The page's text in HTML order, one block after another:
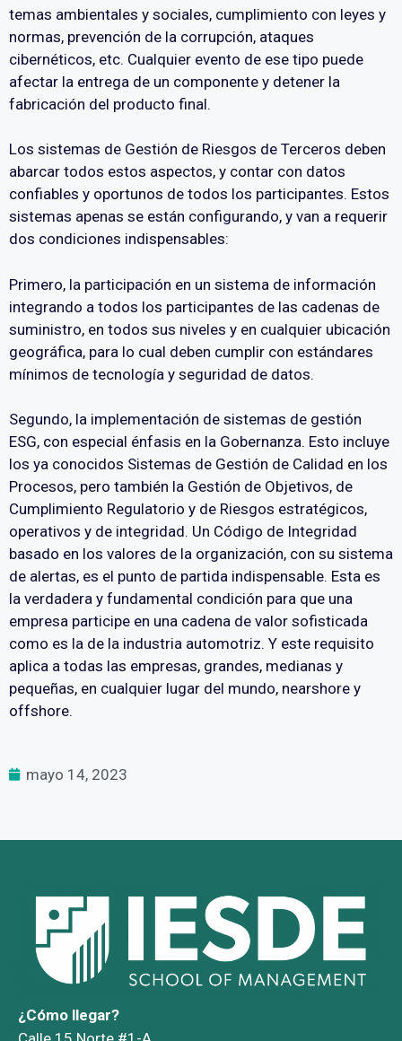
temas ambientales y sociales, cumplimiento con leyes y
normas, prevención de la corrupción, ataques
cibernéticos, etc. Cualquier evento de ese tipo puede
afectar la entrega de un componente y detener la
fabricación del producto final.
Los sistemas de Gestión de Riesgos de Terceros deben
abarcar todos estos aspectos, y contar con datos
confiables y oportunos de todos los participantes. Estos
sistemas apenas se están configurando, y van a requerir
dos condiciones indispensables:
Primero, la participación en un sistema de información
integrando a todos los participantes de las cadenas de
suministro, en todos sus niveles y en cualquier ubicación
geográfica, para lo cual deben cumplir con estándares
mínimos de tecnología y seguridad de datos.
Segundo, la implementación de sistemas de gestión
ESG, con especial énfasis en la Gobernanza. Esto incluye
los ya conocidos Sistemas de Gestión de Calidad en los
Procesos, pero también la Gestión de Objetivos, de
Cumplimiento Regulatorio y de Riesgos estratégicos,
operativos y de integridad. Un Código de Integridad
basado en los valores de la organización, con su sistema
de alertas, es el punto de partida indispensable. Esta es
la verdadera y fundamental condición para que una
empresa participe en una cadena de valor sofisticada
como es la de la industria automotriz. Y este requisito
aplica a todas las empresas, grandes, medianas y
pequeñas, en cualquier lugar del mundo, nearshore y
offshore.
mayo 14, 2023
¿Cómo llegar?